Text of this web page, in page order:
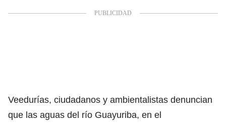
Veedurías, ciudadanos y ambientalistas denuncian
que las aguas del río Guayuriba, en el